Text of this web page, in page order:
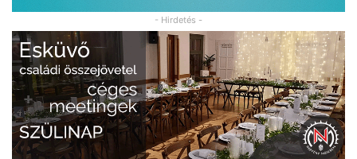
- Hirdetés -